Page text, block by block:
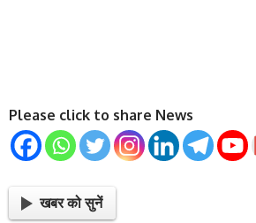
Please click to share News
खबर को सुनें